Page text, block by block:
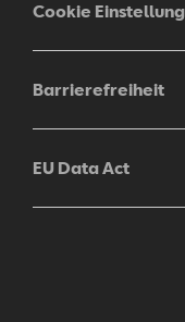
Cookie
Barrierefreiheit
EU Data Act